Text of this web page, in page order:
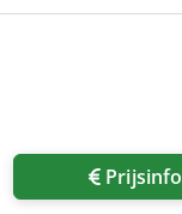
Prijsinfo